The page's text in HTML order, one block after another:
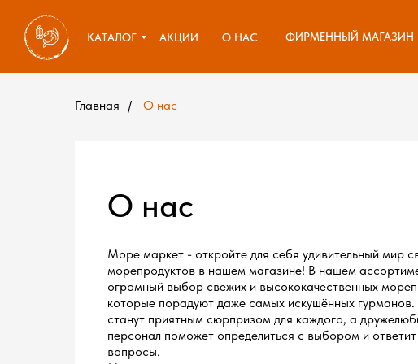
КАТАЛОГ АКЦИИ О НАС ФИРМЕННЫЙ МАГАЗИН
КАТАЛОГ АКЦИИ О НАС ФИРМЕННЫЙ МАГАЗИН
Главная / О нас
О нас
Море маркет - откройте для себя удивительный мир
морепродуктов в нашем магазине! В нашем
огромный выбор свежих и высококачественных
которые порадуют даже самых искушённых
станут приятным сюрпризом для каждого, а
персонал поможет определиться с выбором и
вопросы.